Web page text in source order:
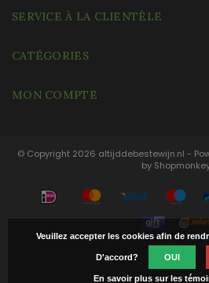
SERVICE À LA CLIENTÈLE
CATÉGORIES
MON COMPTE
© Copyright 2026 altijddebestewijn.nl -
by
Veuillez accepter les cookies afin de
D'accord? OUI
En savoir plus sur les